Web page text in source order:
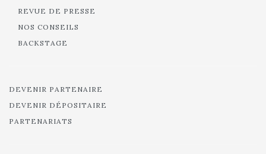
REVUE DE PRESSE
NOS CONSEILS
BACKSTAGE
DEVENIR PARTENAIRE
DEVENIR DÉPOSITAIRE
PARTENARIATS